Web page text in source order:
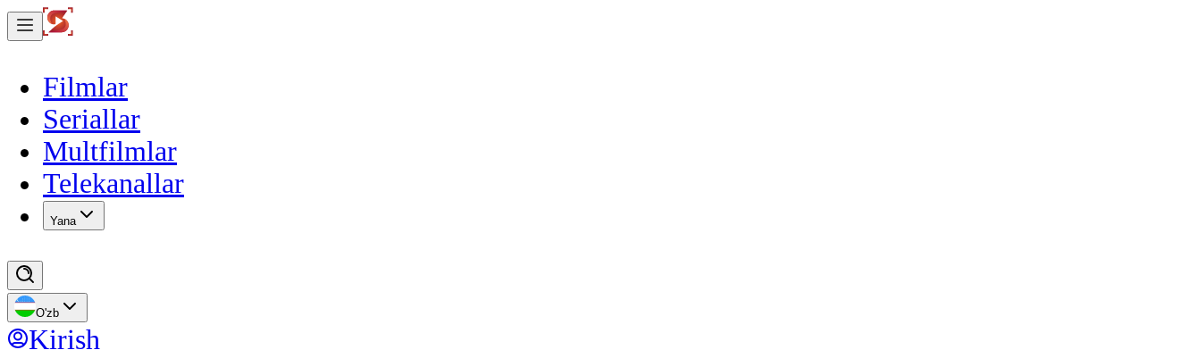
Filmlar
Seriallar
Multfilmlar
Telekanallar
Yana
O'zb
Kirish